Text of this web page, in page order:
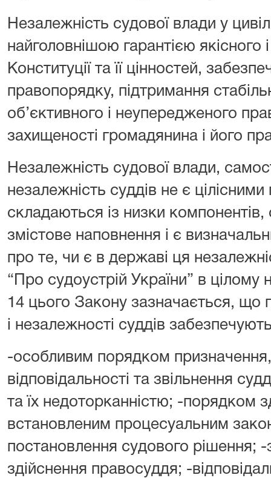
Незалежність судової влади у
найголовнішою гарантією якісного
Конституції та її цінностей,
правопорядку, підтримання
об’єктивного і неупередженого
захищеності громадянина і його
Незалежність судової влади,
незалежність суддів не є
складаються із низки компонентів,
змістове наповнення і є
про те, чи є в державі ця
“Про судоустрій України” в цілому
14 цього Закону зазначається, що
і незалежності суддів
-особливим порядком
відповідальності та звільнення
та їх недоторканністю; -порядком
встановленим процесуальним
постановлення судового рішення;
здійснення правосуддя; -